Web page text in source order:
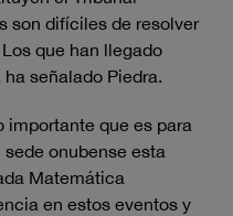
son difíciles de resolver
que han llegado
señalado Piedra.
importante que es para
onubense esta
Matemática
en estos eventos y